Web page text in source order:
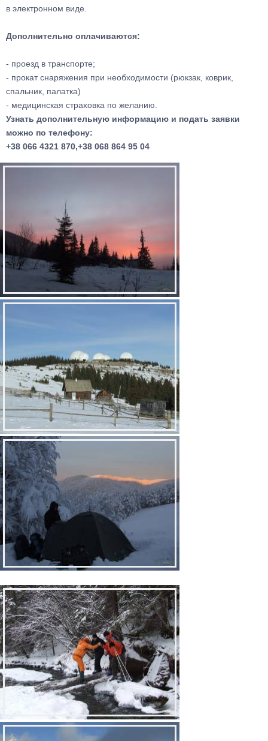
в электронном виде.
Дополнительно оплачиваются:
- проезд в транспорте;
- прокат снаряжения при необходимости (рюкзак, коврик,
спальник, палатка)
- медицинская страховка по желанию.
Узнать дополнительную информацию и подать заявки
можно по телефону:
+38 066 4321 870,+38 068 864 95 04